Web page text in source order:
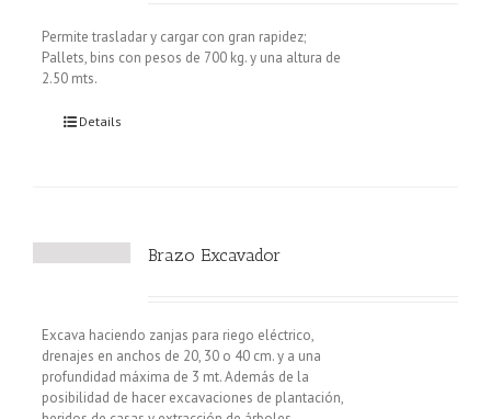
Permite trasladar y cargar con gran rapidez;
Pallets, bins con pesos de 700 kg. y una altura de
2.50 mts.
Details
Brazo Excavador
Excava haciendo zanjas para riego eléctrico,
drenajes en anchos de 20, 30 o 40 cm. y a una
profundidad máxima de 3 mt. Además de la
posibilidad de hacer excavaciones de plantación,